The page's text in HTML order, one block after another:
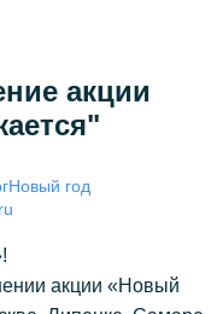
акции
Новый год
акции «Новый